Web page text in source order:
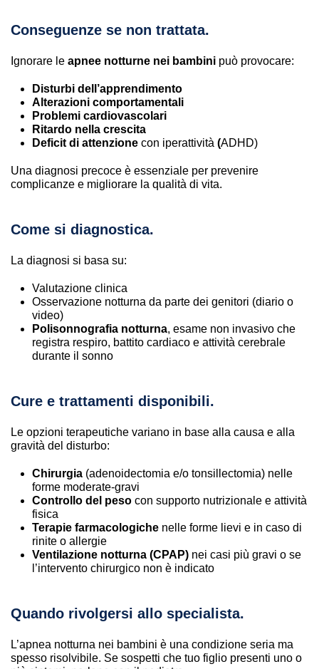
Conseguenze se non trattata.
Ignorare le apnee notturne nei bambini può provocare:
Disturbi dell’apprendimento
Alterazioni comportamentali
Problemi cardiovascolari
Ritardo nella crescita
Deficit di attenzione con iperattività (ADHD)
Una diagnosi precoce è essenziale per prevenire
complicanze e migliorare la qualità di vita.
Come si diagnostica.
La diagnosi si basa su:
Valutazione clinica
Osservazione notturna da parte dei genitori (diario o
video)
Polisonnografia notturna, esame non invasivo che
registra respiro, battito cardiaco e attività cerebrale
durante il sonno
Cure e trattamenti disponibili.
Le opzioni terapeutiche variano in base alla causa e alla
gravità del disturbo:
Chirurgia (adenoidectomia e/o tonsillectomia) nelle
forme moderate-gravi
Controllo del peso con supporto nutrizionale e attività
fisica
Terapie farmacologiche nelle forme lievi e in caso di
rinite o allergie
Ventilazione notturna (CPAP) nei casi più gravi o se
l’intervento chirurgico non è indicato
Quando rivolgersi allo specialista.
L’apnea notturna nei bambini è una condizione seria ma
spesso risolvibile. Se sospetti che tuo figlio presenti uno o